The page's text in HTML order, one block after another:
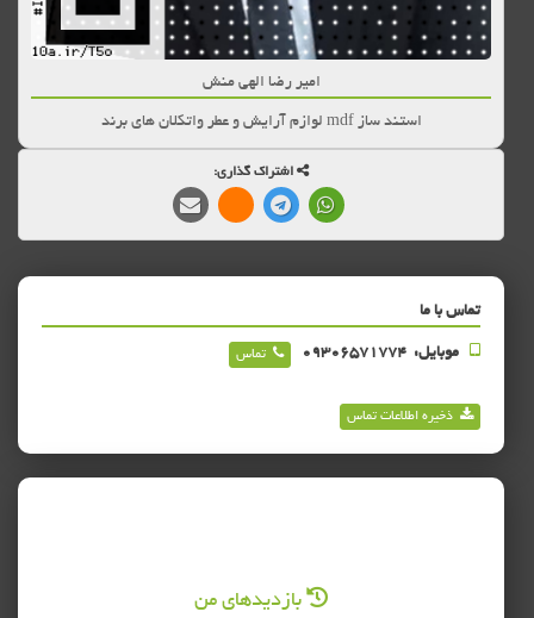
امیر رضا الهی منش
استند ساز mdf لوازم آرایش و عطر واتکلان های برند
اشتراک گذاری:
تماس با ما
موبایل: تماس
ذخیره اطلاعات تماس
بازدیدهای من